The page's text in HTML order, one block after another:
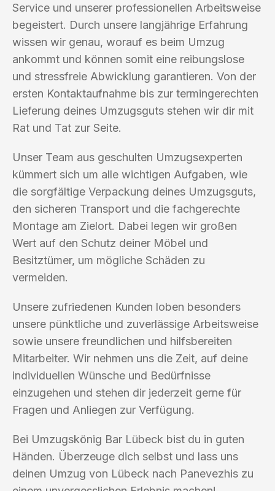
Service und unserer professionellen Arbeitsweise
begeistert. Durch unsere langjährige Erfahrung
wissen wir genau, worauf es beim Umzug
ankommt und können somit eine reibungslose
und stressfreie Abwicklung garantieren. Von der
ersten Kontaktaufnahme bis zur termingerechten
Lieferung deines Umzugsguts stehen wir dir mit
Rat und Tat zur Seite.
Unser Team aus geschulten Umzugsexperten
kümmert sich um alle wichtigen Aufgaben, wie
die sorgfältige Verpackung deines Umzugsguts,
den sicheren Transport und die fachgerechte
Montage am Zielort. Dabei legen wir großen
Wert auf den Schutz deiner Möbel und
Besitztümer, um mögliche Schäden zu
vermeiden.
Unsere zufriedenen Kunden loben besonders
unsere pünktliche und zuverlässige Arbeitsweise
sowie unsere freundlichen und hilfsbereiten
Mitarbeiter. Wir nehmen uns die Zeit, auf deine
individuellen Wünsche und Bedürfnisse
einzugehen und stehen dir jederzeit gerne für
Fragen und Anliegen zur Verfügung.
Bei Umzugskönig Bar Lübeck bist du in guten
Händen. Überzeuge dich selbst und lass uns
deinen Umzug von Lübeck nach Panevezhis zu